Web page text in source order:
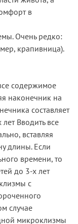
в
Очень редко:
крапивница).
содержимое
наконечник на
составляет
Вводить все
вставляя
длины. Если
времени, то
до 3-х лет
с
случае
микроклизмы